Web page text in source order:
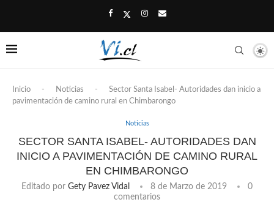
Inicio - Noticias -
Sector Santa Isabel- Autoridades dan inicio a
pavimentación de camino rural en Chimbarongo
Noticias
SECTOR SANTA ISABEL- AUTORIDADES DAN
INICIO A PAVIMENTACIÓN DE CAMINO RURAL
EN CHIMBARONGO
Editado por Gety Pavez Vidal 8 de Marzo de 2019
0
comentarios